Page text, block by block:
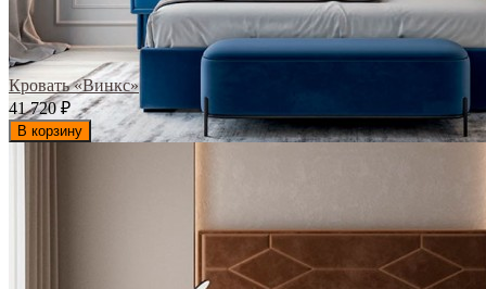
Кровать «Винкс»
41 720₽
В корзину